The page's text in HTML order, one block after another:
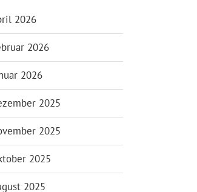
2026
2026
2026
2025
2025
2025
2025